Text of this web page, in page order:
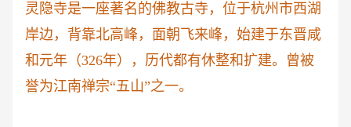
灵隐寺是一座著名的佛教古寺，位于杭州市西湖
岸边，背靠北高峰，面朝飞来峰，始建于东晋咸
和元年（326年），历代都有休整和扩建。曾被
誉为江南禅宗“五山”之一。